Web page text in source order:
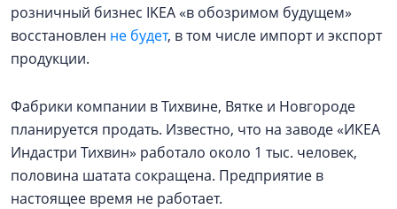
розничный бизнес IKEA «в обозримом будущем»
восстановлен не будет, в том числе импорт и экспорт
продукции.
Фабрики компании в Тихвине, Вятке и Новгороде
планируется продать. Известно, что на заводе «ИКЕА
Индастри Тихвин» работало около 1 тыс. человек,
половина шатата сокращена. Предприятие в
настоящее время не работает.